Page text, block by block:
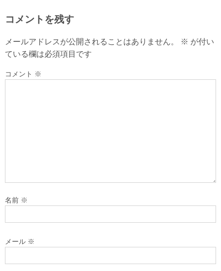
コメントを残す
メールアドレスが公開されることはありません。 ※ が付い
ている欄は必須項目です
コメント ※
名前 ※
メール ※